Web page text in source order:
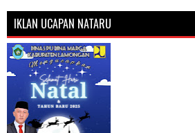
IKLAN UCAPAN NATARU